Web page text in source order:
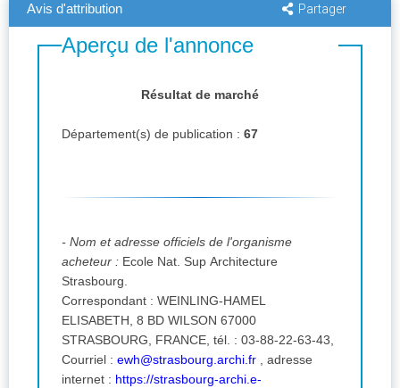
Avis d'attribution Partager
Aperçu de l'annonce
Résultat de marché
Département(s) de publication : 67
- Nom et adresse officiels de l'organisme
acheteur : Ecole Nat. Sup Architecture
Strasbourg.
Correspondant : WEINLING-HAMEL
ELISABETH, 8 BD WILSON 67000
STRASBOURG, FRANCE, tél. : 03-88-22-63-43,
Courriel : ewh@strasbourg.archi.fr , adresse
internet : https://strasbourg-archi.e-